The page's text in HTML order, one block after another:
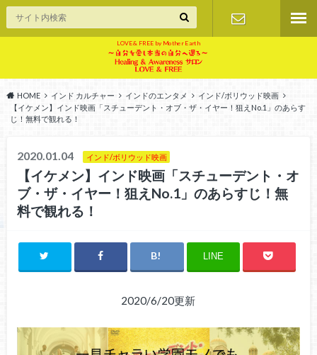
LOVE & FREE by Mother Earth
HOME インド カルチャー インドのエンタメ
インド/ボリウッド映画
【イケメン】インド映画「スチューデント・オブ・ザ・イヤー！狙えNo.1」のあらす
じ！無料で観れる！
2020.01.04 インド/ボリウッド映画
【イケメン】インド映画「スチューデント・オ
ブ・ザ・イヤー！狙えNo.1」のあらすじ！無
料で観れる！
LINE
2020/6/20更新